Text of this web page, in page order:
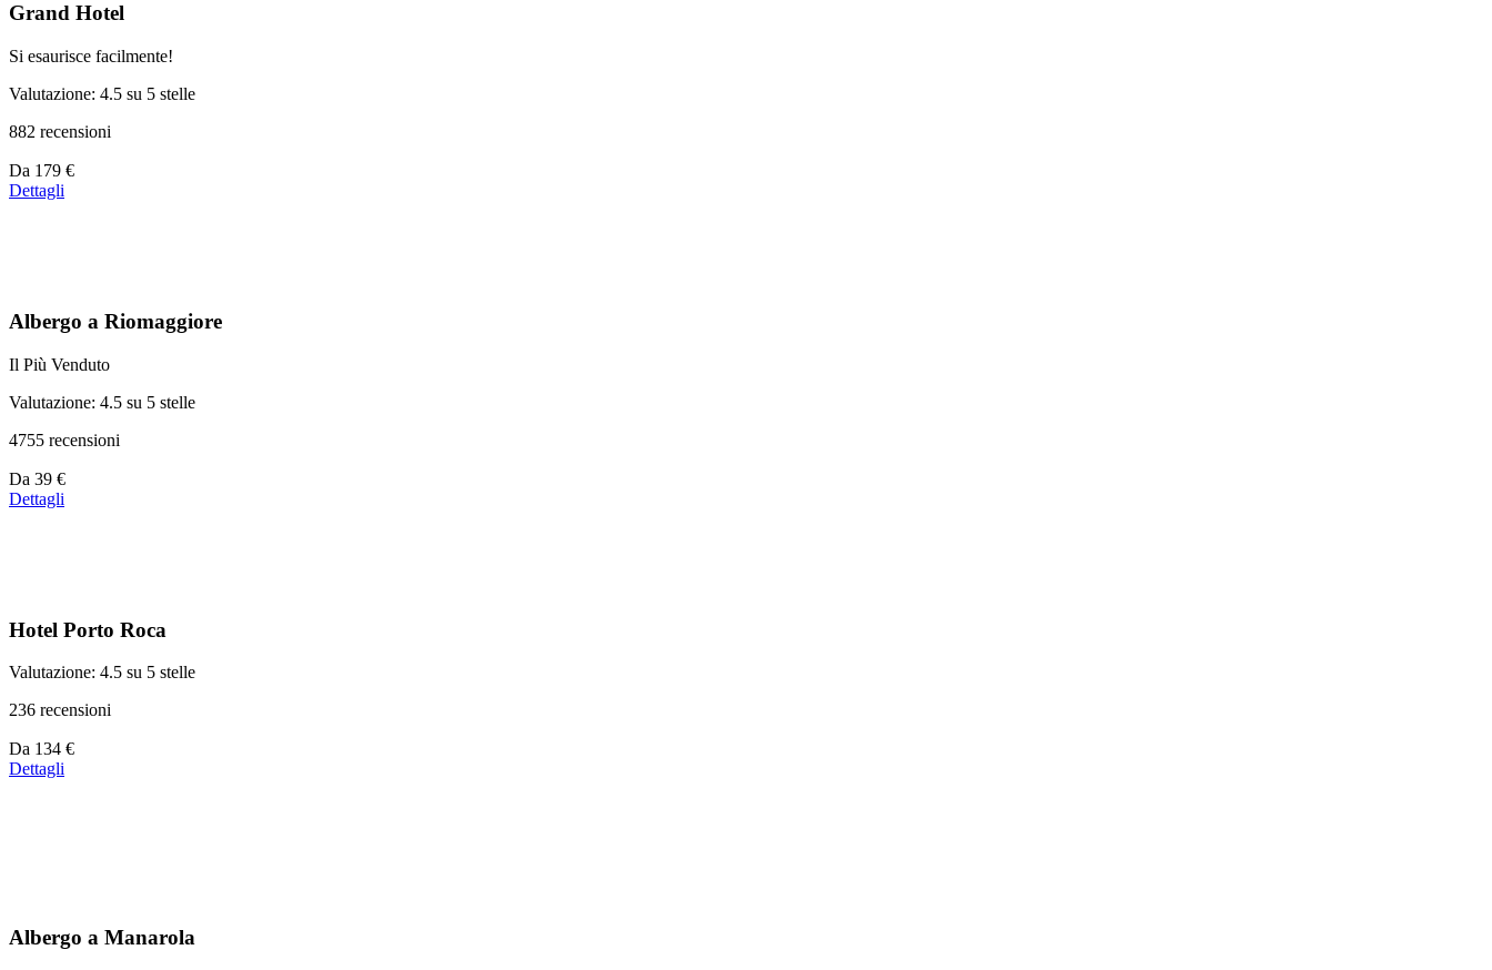
Grand Hotel
Si esaurisce facilmente!
Valutazione: 4.5 su 5 stelle
882 recensioni
Prezzo
a
Da 179 €
Dettagli
Albergo a Riomaggiore
Il Più Venduto
Valutazione: 4.5 su 5 stelle
4755 recensioni
Prezzo
a
Da 39 €
Dettagli
Hotel Porto Roca
Valutazione: 4.5 su 5 stelle
236 recensioni
Prezzo
a
Da 134 €
Dettagli
Albergo a Manarola